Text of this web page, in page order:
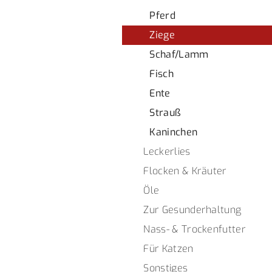
Pferd
Ziege
Schaf/Lamm
Fisch
Ente
Strauß
Kaninchen
Leckerlies
Flocken & Kräuter
Öle
Zur Gesunderhaltung
Nass- & Trockenfutter
Für Katzen
Sonstiges